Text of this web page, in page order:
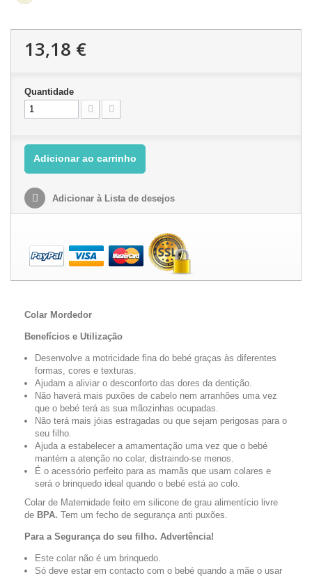
13,18 €
Quantidade
Adicionar ao carrinho
Adicionar à Lista de desejos
Colar Mordedor
Benefícios e Utilização
Desenvolve a motricidade fina do bebé graças às diferentes
formas, cores e texturas.
Ajudam a aliviar o desconforto das dores da dentição.
Não haverá mais puxões de cabelo nem arranhões uma vez
que o bebé terá as sua mãozinhas ocupadas.
Não terá mais jóias estragadas ou que sejam perigosas para o
seu filho.
Ajuda a estabelecer a amamentação uma vez que o bebé
mantém a atenção no colar, distraindo-se menos.
É o acessório perfeito para as mamãs que usam colares e
será o brinquedo ideal quando o bebé está ao colo.
Colar de Maternidade feito em silicone de grau alimentício livre
de BPA. Tem um fecho de segurança anti puxões.
Para a Segurança do seu filho. Advertência!
Este colar não é um brinquedo.
Só deve estar em contacto com o bebé quando a mãe o usar